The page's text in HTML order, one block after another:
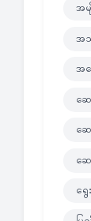
အမ
အ
အ
ဆေ
ဆ
ဆေ
ရွ